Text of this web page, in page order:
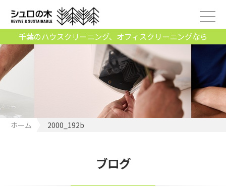
千葉のハウスクリーニング、オフィスクリーニングなら
ホーム 2000_192b
ブログ